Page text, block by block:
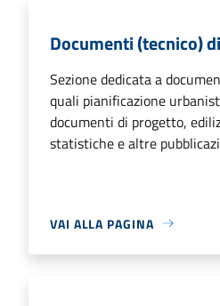
Documenti (tecnico)
Sezione dedicata a
quali pianificazione
documenti di progetto,
statistiche e altre
VAI ALLA PAGINA